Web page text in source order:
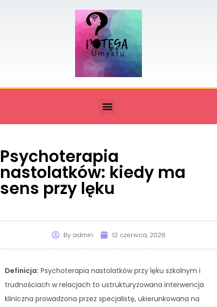
Psychoterapia
nastolatków: kiedy ma
sens przy lęku
Byadmin 12 czerwca, 2026
Definicja: Psychoterapia nastolatków przy lęku szkolnym i
trudnościach w relacjach to ustrukturyzowana interwencja
kliniczna prowadzona przez specjalistę, ukierunkowana na